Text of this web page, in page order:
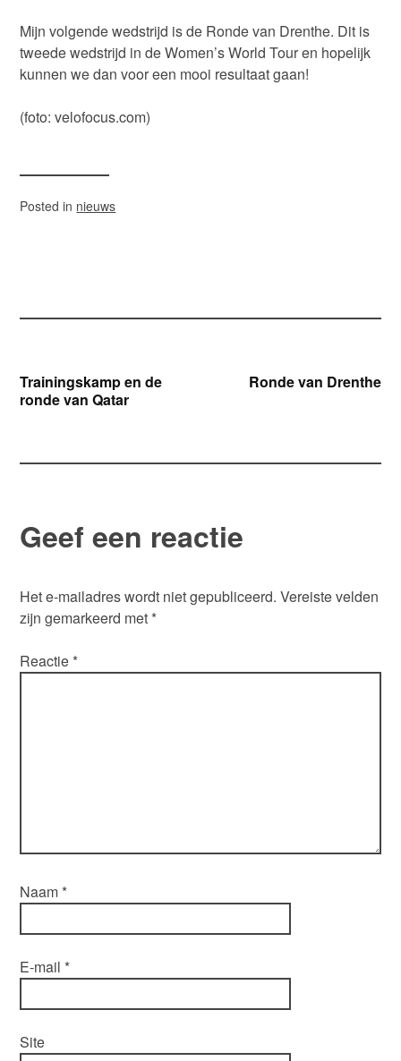
Mijn volgende wedstrijd is de Ronde van Drenthe. Dit is
tweede wedstrijd in de Women’s World Tour en hopelijk
kunnen we dan voor een mooi resultaat gaan!
(foto: velofocus.com)
Posted in nieuws
Bericht
navigatie
Trainingskamp en de
ronde van Qatar
Ronde van Drenthe
Geef een reactie
Het e-mailadres wordt niet gepubliceerd. Vereiste velden
zijn gemarkeerd met *
Reactie *
Naam *
E-mail *
Site